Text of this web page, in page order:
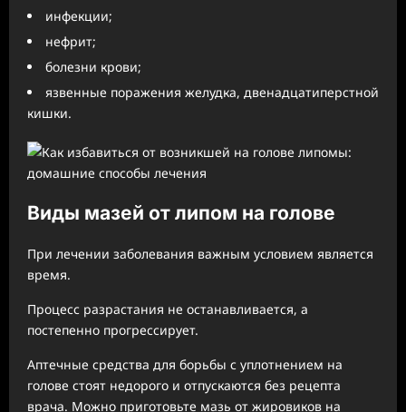
инфекции;
нефрит;
болезни крови;
язвенные поражения желудка, двенадцатиперстной
кишки.
Виды мазей от липом на голове
При лечении заболевания важным условием является
время.
Процесс разрастания не останавливается, а
постепенно прогрессирует.
Аптечные средства для борьбы с уплотнением на
голове стоят недорого и отпускаются без рецепта
врача. Можно приготовьте мазь от жировиков на